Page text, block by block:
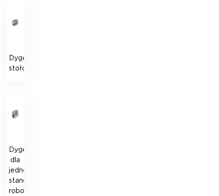
Dygestorium
stołowe
Dygestorium
dla
jednego
stanowiska
roboczego